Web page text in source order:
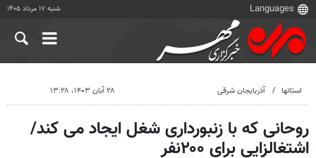
شنبه ۱۷ مرداد ۱۴۰۵
استانها آذربایجان شرقی ۲۸ آبان ۱۴۰۳، ۱۳:۲۸
روحانی که با زنبورداری شغل ایجاد می کند/
اشتغالزایی برای ۲۰۰نفر